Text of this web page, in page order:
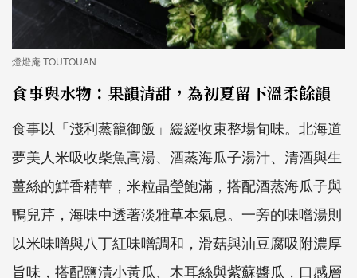
燈燈庵 TOUTOUAN
食事與水物：果韻清甜，為初夏留下溫柔餘韻
食事以「淺利蒸籠御飯」緩緩收束整場旬味。北海道
夢美人米吸收柴魚高湯、酒蒸海瓜子湯汁、清酒與生
薑絲的鮮香精華，米粒晶瑩飽滿，搭配酒蒸海瓜子與
鴨兒芹，海味中透著淡雅草本氣息。一旁的味噌湯則
以米味噌與八丁紅味噌調和，滑菇與油豆腐吸附濃厚
旨味，搭配鹽漬小黃瓜、木耳絲與紫蘇醬瓜，口感層